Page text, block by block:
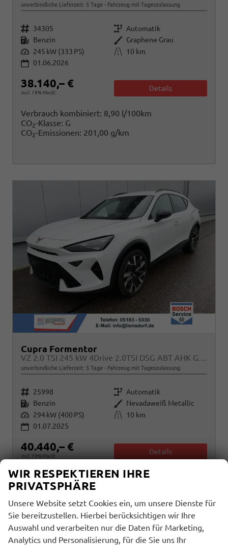
unverbindliche Lieferzeit: 5 Tage Fahrzeug mit Tageszulassung
Fahrzeugnr. 34305 Getriebe Automatik
Kraftstoff Benzin Außenfarbe Graphene Grau
Leistung 245 kW (333 PS) Kilometerstand
10 km
01.06.2026
38.140,– €
incl. 19% MwSt.
Details
Verbrauch kombiniert: 8,90 l/100km
CO2-Klasse: G
CO2-Emissionen: 201,00 g/km
Cupra Formentor
VZ 2.0 TSI 245 kW 4Drive 2.0TSI DSG ABT AHK GV5
unverbindliche Lieferzeit: 5 Tage Fahrzeug mit Tageszulassung
Fahrzeugnr. 25998 Getriebe Automatik
Kraftstoff Benzin Außenfarbe Nevadaweiß Metallic
Leistung 294 kW (400 PS) Kilometerstand
10 km
01.07.2025
40.440,– €
incl. 19% MwSt.
Details
Verbrauch kombiniert:8,90 l/100km
CO2-Klasse: G
WIR RESPEKTIEREN IHRE
PRIVATSPHÄRE
Unsere Website setzt Cookies ein, um unsere Dienste für
Sie bereitzustellen. Hierbei berücksichtigen wir Ihre
Auswahl und verarbeiten nur die Daten für Marketing,
Analytics und Personalisierung, für die Sie uns Ihr